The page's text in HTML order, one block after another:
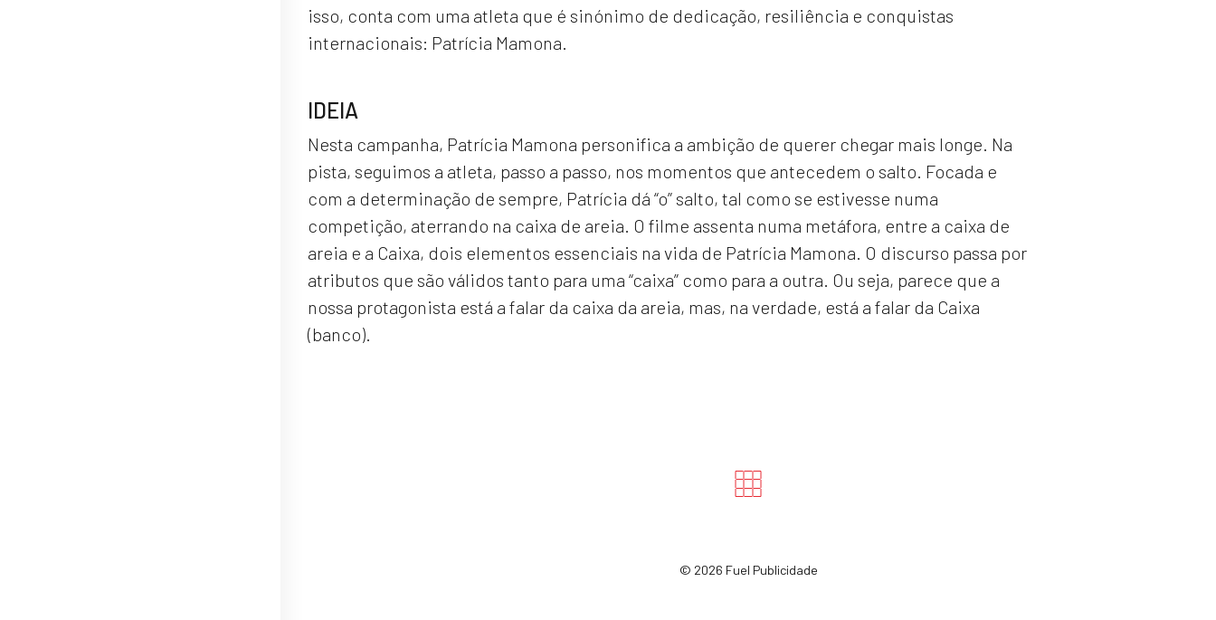
isso, conta com uma atleta que é sinónimo de dedicação, resiliência e conquistas
internacionais: Patrícia Mamona.
IDEIA
Nesta campanha, Patrícia Mamona personifica a ambição de querer chegar mais longe. Na
pista, seguimos a atleta, passo a passo, nos momentos que antecedem o salto. Focada e
com a determinação de sempre, Patrícia dá “o” salto, tal como se estivesse numa
competição, aterrando na caixa de areia. O filme assenta numa metáfora, entre a caixa de
areia e a Caixa, dois elementos essenciais na vida de Patrícia Mamona. O discurso passa por
atributos que são válidos tanto para uma “caixa” como para a outra. Ou seja, parece que a
nossa protagonista está a falar da caixa da areia, mas, na verdade, está a falar da Caixa
(banco).
© 2026 Fuel Publicidade